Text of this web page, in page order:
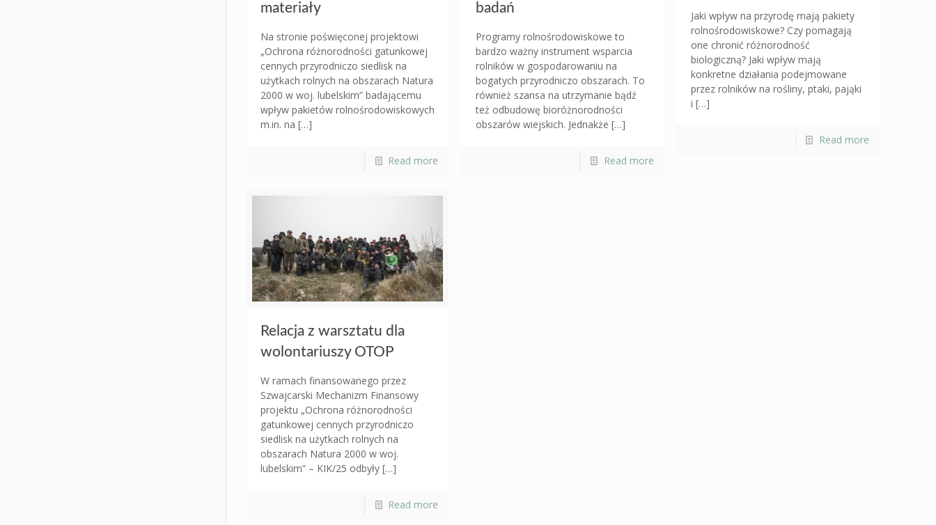
materiały
Na stronie poświęconej projektowi
„Ochrona różnorodności gatunkowej
cennych przyrodniczo siedlisk na
użytkach rolnych na obszarach Natura
2000 w woj. lubelskim” badającemu
wpływ pakietów rolnośrodowiskowych
m.in. na […]
Read more
badań
Programy rolnośrodowiskowe to
bardzo ważny instrument wsparcia
rolników w gospodarowaniu na
bogatych przyrodniczo obszarach. To
również szansa na utrzymanie bądź
też odbudowę bioróżnorodności
obszarów wiejskich. Jednakże […]
Read more
Jaki wpływ na przyrodę mają pakiety
rolnośrodowiskowe? Czy pomagają
one chronić różnorodność
biologiczną? Jaki wpływ mają
konkretne działania podejmowane
przez rolników na rośliny, ptaki, pająki
i […]
Read more
Relacja z warsztatu dla
wolontariuszy OTOP
W ramach finansowanego przez
Szwajcarski Mechanizm Finansowy
projektu „Ochrona różnorodności
gatunkowej cennych przyrodniczo
siedlisk na użytkach rolnych na
obszarach Natura 2000 w woj.
lubelskim” – KIK/25 odbyły[…]
Read more